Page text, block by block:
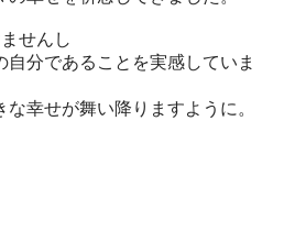
せんし
自分であることを実感していま
幸せが舞い降りますように。